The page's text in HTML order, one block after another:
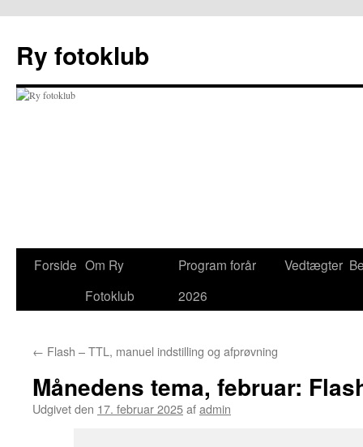
indhold
Ry fotoklub
Forside Om Ry
Fotoklub
Program forår
2026
Vedtægter
← Flash – TTL, manuel indstilling og afprøvning
Månedens tema, februar:
Udgivet den 17. februar 2025afadmin